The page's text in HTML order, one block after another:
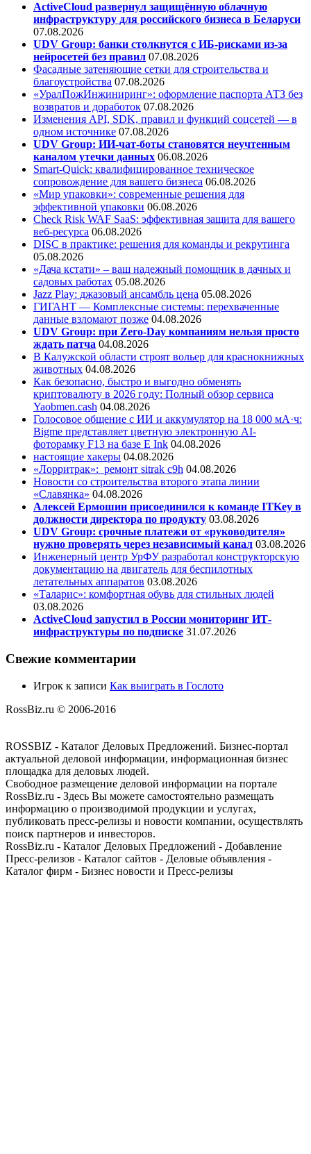
ActiveCloud развернул защищённую облачную
инфраструктуру для российского бизнеса в Беларуси
07.08.2026
UDV Group: банки столкнутся с ИБ-рисками из-за
нейросетей без правил 07.08.2026
Фасадные затеняющие сетки для строительства и
благоустройства 07.08.2026
«УралПожИнжиниринг»: оформление паспорта АТЗ без
возвратов и доработок 07.08.2026
Изменения API, SDK, правил и функций соцсетей — в
одном источнике 07.08.2026
UDV Group: ИИ-чат-боты становятся неучтенным
каналом утечки данных 06.08.2026
Smart-Quick: квалифицированное техническое
сопровождение для вашего бизнеса 06.08.2026
«Мир упаковки»: современные решения для
эффективной упаковки 06.08.2026
Check Risk WAF SaaS: эффективная защита для вашего
веб-ресурса 06.08.2026
DISC в практике: решения для команды и рекрутинга
05.08.2026
«Дача кстати» – ваш надежный помощник в дачных и
садовых работах 05.08.2026
Jazz Play: джазовый ансамбль цена 05.08.2026
ГИГАНТ — Комплексные системы: перехваченные
данные взломают позже 04.08.2026
UDV Group: при Zero-Day компаниям нельзя просто
ждать патча 04.08.2026
В Калужской области строят вольер для краснокнижных
животных 04.08.2026
Как безопасно, быстро и выгодно обменять
криптовалюту в 2026 году: Полный обзор сервиса
Yaobmen.cash 04.08.2026
Голосовое общение с ИИ и аккумулятор на 18 000 мА·ч:
Bigme представляет цветную электронную AI-
фоторамку F13 на базе E Ink 04.08.2026
настоящие хакеры 04.08.2026
«Лорритрак»: ремонт sitrak c9h 04.08.2026
Новости со строительства второго этапа линии
«Славянка» 04.08.2026
Алексей Ермошин присоединился к команде ITKey в
должности директора по продукту 03.08.2026
UDV Group: срочные платежи от «руководителя»
нужно проверять через независимый канал 03.08.2026
Инженерный центр УрФУ разработал конструкторскую
документацию на двигатель для беспилотных
летательных аппаратов 03.08.2026
«Таларис»: комфортная обувь для стильных людей
03.08.2026
ActiveCloud запустил в России мониторинг ИТ-
инфраструктуры по подписке 31.07.2026
Свежие комментарии
Игрок к записи Как выиграть в Гослото
RossBiz.ru © 2006-2016
ROSSBIZ - Каталог Деловых Предложений. Бизнес-портал
актуальной деловой информации, информационная бизнес
площадка для деловых людей.
Свободное размещение деловой информации на портале
RossBiz.ru - Здесь Вы можете самостоятельно размещать
информацию о производимой продукции и услугах,
публиковать пресс-релизы и новости компании, осуществлять
поиск партнеров и инвесторов.
RossBiz.ru - Каталог Деловых Предложений - Добавление
Пресс-релизов - Каталог сайтов - Деловые объявления -
Каталог фирм - Бизнес новости и Пресс-релизы